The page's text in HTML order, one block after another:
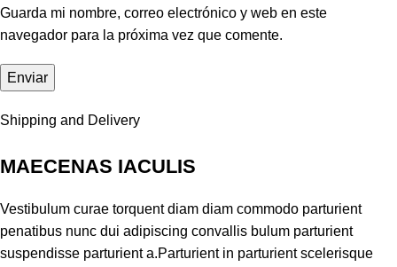
Guarda mi nombre, correo electrónico y web en este
navegador para la próxima vez que comente.
Shipping and Delivery
MAECENAS IACULIS
Vestibulum curae torquent diam diam commodo parturient
penatibus nunc dui adipiscing convallis bulum parturient
suspendisse parturient a.Parturient in parturient scelerisque